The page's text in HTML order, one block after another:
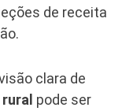
de receita
clara de
pode ser